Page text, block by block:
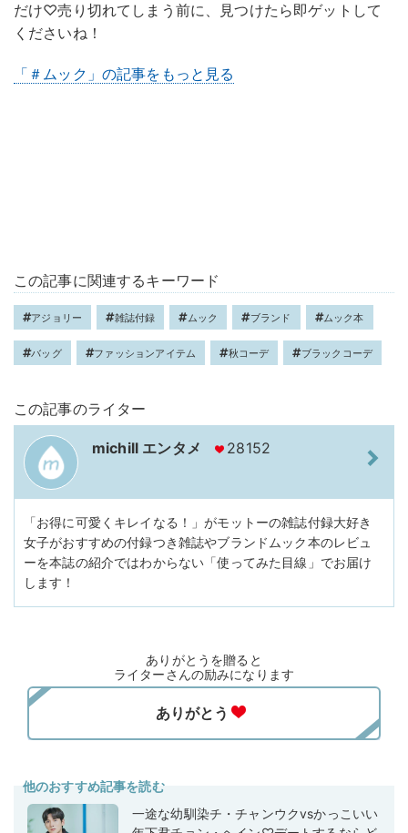
だけ♡売り切れてしまう前に、見つけたら即ゲットして
くださいね！
「＃ムック」の記事をもっと見る
この記事に関連するキーワード
アジョリー 雑誌付録 ムック ブランド ムック本
バッグ ファッションアイテム 秋コーデ ブラックコーデ
この記事のライター
michill エンタメ 28152
「お得に可愛くキレイなる！」がモットーの雑誌付録大好き
女子がおすすめの付録つき雑誌やブランドムック本のレビュ
ーを本誌の紹介ではわからない「使ってみた目線」でお届け
します！
ありがとうを贈ると
ライターさんの励みになります
他のおすすめ記事を読む
一途な幼馴染チ・チャンウクvsかっこいい